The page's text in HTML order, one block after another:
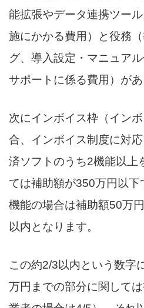
能拡張やデータ連携ツー
施にかかる費用）と役務
グ、導入設定・マニュア
サポートに係る費用）があ
次にインボイス枠（イン
合、インボイス制度に対
済ソフトのうち2機能以上
ては補助額が350万円以
機能の場合は補助額50万
以内となります。
この約2/3以内という数字
万円までの部分に関して